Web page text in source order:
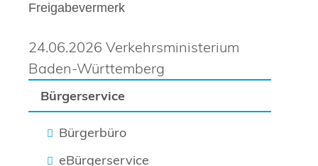
Bürgerservice
Bürgerbüro
eBürgerservice
Freigabevermerk
24.06.2026 Verkehrsministerium
Baden-Württemberg